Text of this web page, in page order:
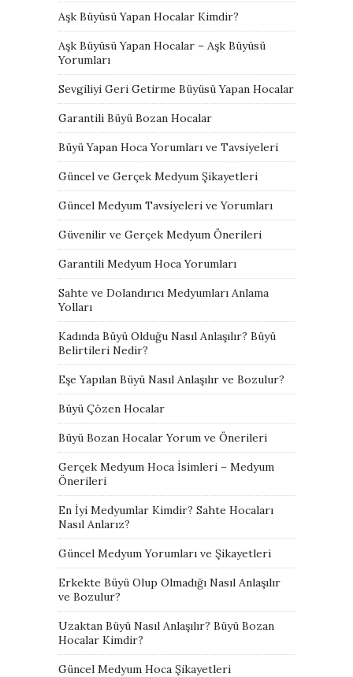
Aşk Büyüsü Yapan Hocalar Kimdir?
Aşk Büyüsü Yapan Hocalar – Aşk Büyüsü
Yorumları
Sevgiliyi Geri Getirme Büyüsü Yapan Hocalar
Garantili Büyü Bozan Hocalar
Büyü Yapan Hoca Yorumları ve Tavsiyeleri
Güncel ve Gerçek Medyum Şikayetleri
Güncel Medyum Tavsiyeleri ve Yorumları
Güvenilir ve Gerçek Medyum Önerileri
Garantili Medyum Hoca Yorumları
Sahte ve Dolandırıcı Medyumları Anlama
Yolları
Kadında Büyü Olduğu Nasıl Anlaşılır? Büyü
Belirtileri Nedir?
Eşe Yapılan Büyü Nasıl Anlaşılır ve Bozulur?
Büyü Çözen Hocalar
Büyü Bozan Hocalar Yorum ve Önerileri
Gerçek Medyum Hoca İsimleri – Medyum
Önerileri
En İyi Medyumlar Kimdir? Sahte Hocaları
Nasıl Anlarız?
Güncel Medyum Yorumları ve Şikayetleri
Erkekte Büyü Olup Olmadığı Nasıl Anlaşılır
ve Bozulur?
Uzaktan Büyü Nasıl Anlaşılır? Büyü Bozan
Hocalar Kimdir?
Güncel Medyum Hoca Şikayetleri